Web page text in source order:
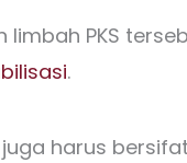
limbah PKS
.
harus